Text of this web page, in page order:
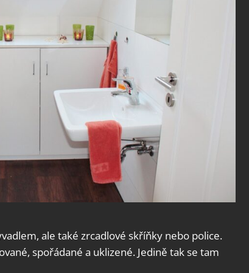
ale také zrcadlové skříňky nebo police.
spořádané a uklizené. Jedině tak se tam